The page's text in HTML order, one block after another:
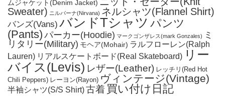
ムジャケット(Denim Jacket)
Sweater) ニルバーナ(Nirvana) ネルシャツ(Flannel Shirt)
バンズ(Vans) バンドTシャツ パンツ
(Pants)パーカー(Hoodie) マークゴンザレス(mark Gonzales)
ミ
リタリー(Military) モヘア(Mohair) ラルフローレン(Ralph
Lauren) リアルスケートボード(Real Skateboard) リー
バイス(Levis) レザー(Leather) レッチリ(Red Hot
Chili Peppers) レーヨン(Rayon) ヴィンテージ(Vintage)
半袖シャツ(S/S Shirt)古着 買い付け日記